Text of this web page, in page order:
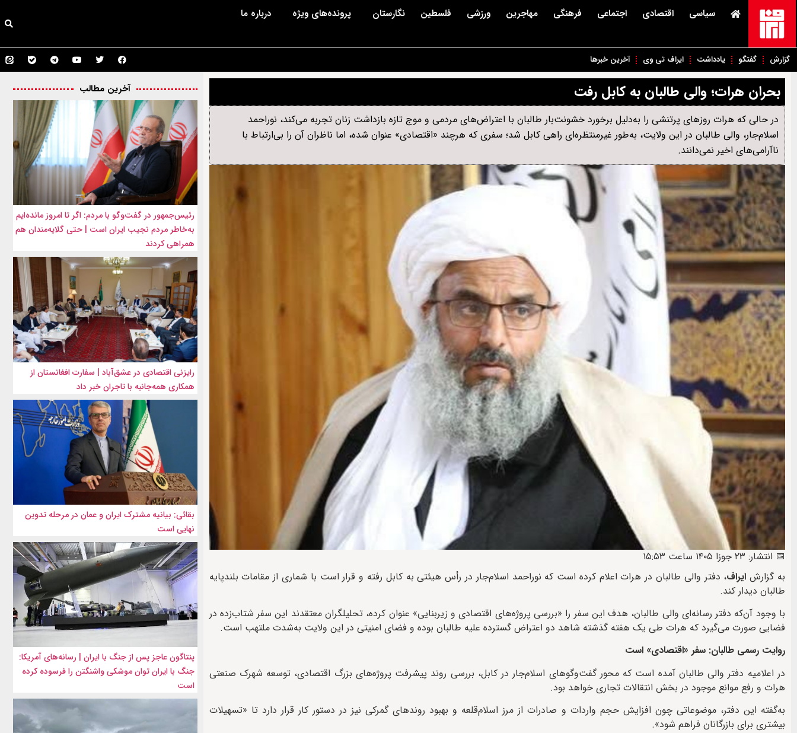
سیاسی اقتصادی اجتماعی فرهنگی مهاجرین ورزشی فلسطین نگارستان پرونده‌های ویژه درباره ما
گزارش گفتگو یادداشت ایراف تی وی آخرین خبرها
بحران هرات؛ والی طالبان به کابل رفت
در حالی‌ که هرات روزهای پرتنشی را به‌دلیل برخورد خشونت‌بار طالبان با اعتراض‌های مردمی و موج تازه بازداشت زنان تجربه می‌کند، نوراحمد
اسلام‌جار، والی طالبان در این ولایت، به‌طور غیرمنتظره‌ای راهی کابل شد؛ سفری که هرچند «اقتصادی» عنوان شده، اما ناظران آن را بی‌ارتباط با
ناآرامی‌های اخیر نمی‌دانند.
📅 انتشار: ۲۳ جوزا ۱۴۰۵ ساعت ۱۵:۵۳
به گزارش ایراف، دفتر والی طالبان در هرات اعلام کرده است که نوراحمد اسلام‌جار در رأس هیئتی به کابل رفته و قرار است با شماری از مقامات بلندپایه
طالبان دیدار کند.
با وجود آن‌که دفتر رسانه‌ای والی طالبان، هدف این سفر را «بررسی پروژه‌های اقتصادی و زیربنایی» عنوان کرده، تحلیلگران معتقدند این سفر شتاب‌زده در
فضایی صورت می‌گیرد که هرات طی یک هفته گذشته شاهد دو اعتراض گسترده علیه طالبان بوده و فضای امنیتی در این ولایت به‌شدت ملتهب است.
روایت رسمی طالبان: سفر «اقتصادی» است
در اعلامیه دفتر والی طالبان آمده است که محور گفت‌وگوهای اسلام‌جار در کابل، بررسی روند پیشرفت پروژه‌های بزرگ اقتصادی، توسعه شهرک صنعتی
هرات و رفع موانع موجود در بخش انتقالات تجاری خواهد بود.
به‌گفته این دفتر، موضوعاتی چون افزایش حجم واردات و صادرات از مرز اسلام‌قلعه و بهبود روندهای گمرکی نیز در دستور کار قرار دارد تا «تسهیلات
بیشتری برای بازرگانان فراهم شود».
آخرین مطالب
رئیس‌جمهور در گفت‌وگو با مردم: اگر تا امروز مانده‌ایم
به‌خاطر مردم نجیب ایران است | حتی گلایه‌مندان هم
همراهی کردند
رایزنی اقتصادی در عشق‌آباد | سفارت افغانستان از
همکاری همه‌جانبه با تاجران خبر داد
بقائی: بیانیه مشترک ایران و عمان در مرحله تدوین
نهایی است
پنتاگون عاجز پس از جنگ با ایران | رسانه‌های آمریکا:
جنگ با ایران توان موشکی واشنگتن را فرسوده کرده
است